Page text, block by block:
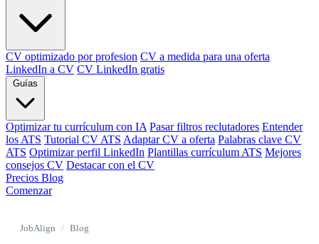
CV optimizado por profesion CV a medida para una oferta
LinkedIn a CV CV LinkedIn gratis
Optimizar tu currículum con IA Pasar filtros reclutadores Entender
los ATS Tutorial CV ATS Adaptar CV a oferta Palabras clave CV
ATS Optimizar perfil LinkedIn Plantillas currículum ATS Mejores
consejos CV Destacar con el CV
Precios Blog
Comenzar
JobAlign / Blog